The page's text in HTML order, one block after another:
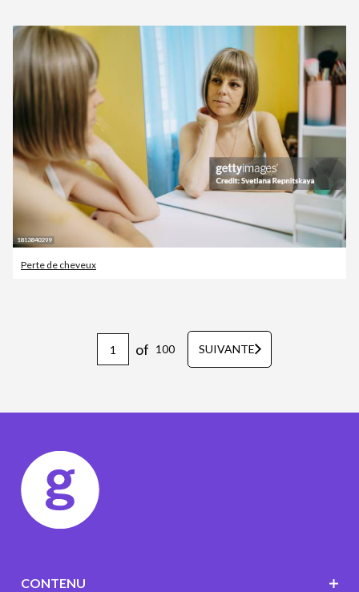
Perte de cheveux
of 100 SUIVANTE
CONTENU